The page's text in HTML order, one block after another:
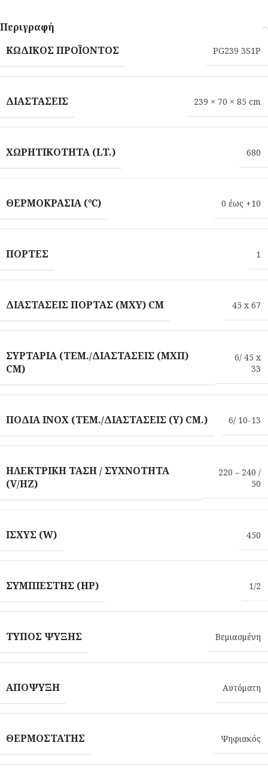
Περιγραφή
ΚΩΔΙΚΌΣ ΠΡΟΪΌΝΤΟΣ
PG239 3S1P
ΔΙΑΣΤΆΣΕΙΣ 239 × 70 × 85 cm
ΧΩΡΗΤΙΚΌΤΗΤΑ (LT.) 680
ΘΕΡΜΟΚΡΑΣΊΑ (℃) 0 έως +10
ΠΌΡΤΕΣ 1
ΔΙΑΣΤΆΣΕΙΣ ΠΌΡΤΑΣ (ΜXΥ) CM 45 x 67
ΣΥΡΤΆΡΙΑ (ΤΕΜ./ΔΙΑΣΤΆΣΕΙΣ (ΜXΠ)
CM)
6/ 45 x
33
ΠΌΔΙΑ INOX (ΤΕΜ./ΔΙΑΣΤΆΣΕΙΣ (Υ) CM.) 6/ 10-13
ΗΛΕΚΤΡΙΚΉ ΤΆΣΗ / ΣΥΧΝΌΤΗΤΑ
(V/HZ)
220 – 240 /
50
ΙΣΧΎΣ (W) 450
ΣΥΜΠΙΕΣΤΉΣ (HP) 1/2
ΤΎΠΟΣ ΨΎΞΗΣ Βεμιασμένη
ΑΠΌΨΥΞΗ Αυτόματη
ΘΕΡΜΟΣΤΆΤΗΣ Ψηφιακός